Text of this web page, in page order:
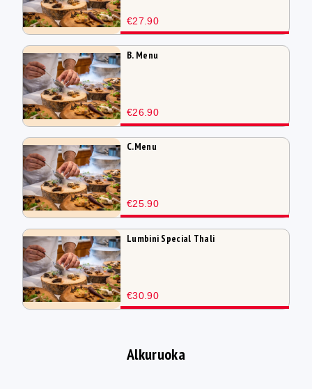
€27.90
B. Menu
€26.90
C.Menu
€25.90
Lumbini Special Thali
€30.90
Alkuruoka